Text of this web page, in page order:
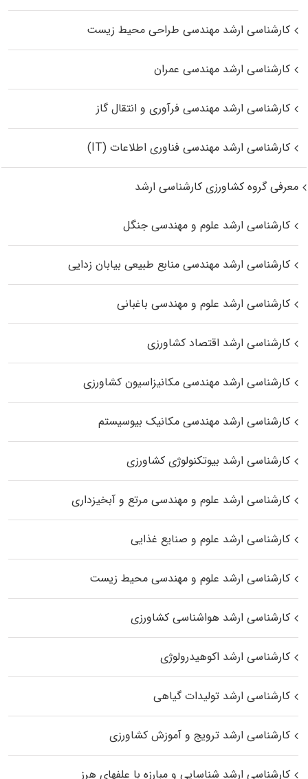
کارشناسی ارشد مهندسی طراحی محیط زیست
کارشناسی ارشد مهندسی عمران
کارشناسی ارشد مهندسی فرآوری و انتقال گاز
کارشناسی ارشد مهندسی فناوری اطلاعات (IT)
معرفی گروه کشاورزی کارشناسی ارشد
کارشناسی ارشد علوم و مهندسی جنگل
کارشناسی ارشد مهندسی منابع طبیعی بیابان زدایی
کارشناسی ارشد علوم و مهندسی باغبانی
کارشناسی ارشد اقتصاد کشاورزی
کارشناسی ارشد مهندسی مکانیزاسیون کشاورزی
کارشناسی ارشد مهندسی مکانیک بیوسیستم
کارشناسی ارشد بیوتکنولوژی کشاورزی
کارشناسی ارشد علوم و مهندسی مرتع و آبخیزداری
کارشناسی ارشد علوم و صنایع غذایی
کارشناسی ارشد علوم و مهندسی محیط زیست
کارشناسی ارشد هواشناسی کشاورزی
کارشناسی ارشد اکوهیدرولوژی
کارشناسی ارشد تولیدات گیاهی
کارشناسی ارشد ترویج و آموزش کشاورزی
کارشناسی ارشد شناسایی و مبارزه با علفهای هرز